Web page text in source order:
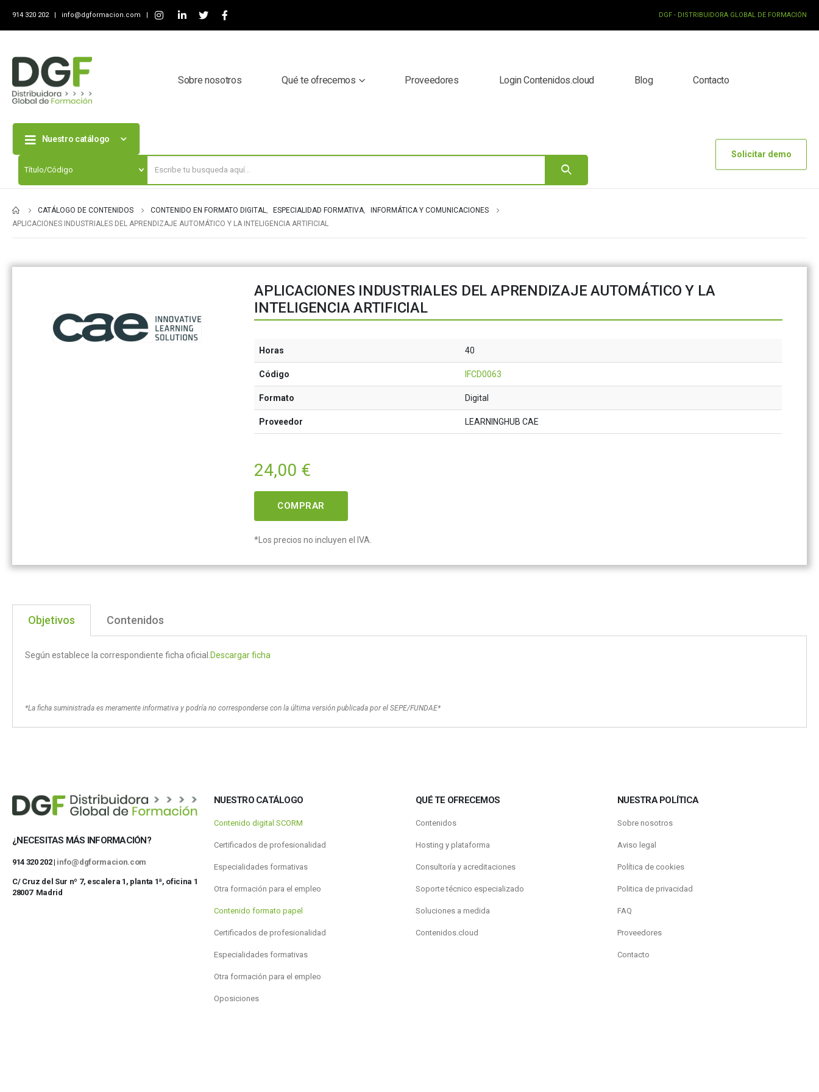
914 320 202 | info@dgformacion.com | DGF - DISTRIBUIDORA GLOBAL DE FORMACIÓN
Sobre nosotros Qué te ofrecemos Proveedores Login Contenidos.cloud Blog Contacto
Nuestro catálogo
Solicitar demo
CATÁLOGO DE CONTENIDOS CONTENIDO EN FORMATO DIGITAL, ESPECIALIDAD FORMATIVA,
INFORMÁTICA Y COMUNICACIONES
APLICACIONES INDUSTRIALES DEL APRENDIZAJE AUTOMÁTICO Y LA INTELIGENCIA ARTIFICIAL
APLICACIONES INDUSTRIALES DEL APRENDIZAJE AUTOMÁTICO Y LA
INTELIGENCIA ARTIFICIAL
Horas 40
Código IFCD0063
Formato Digital
Proveedor LEARNINGHUB CAE
24,00 €
COMPRAR
*Los precios no incluyen el IVA.
Objetivos Contenidos
Según establece la correspondiente ficha oficial.Descargar ficha
*La ficha suministrada es meramente informativa y podría no corresponderse con la última versión publicada por el SEPE/FUNDAE*
¿NECESITAS MÁS INFORMACIÓN?
914 320 202 | info@dgformacion.com
C/ Cruz del Sur nº 7, escalera 1, planta 1ª, oficina 1
28007 Madrid
NUESTRO CATÁLOGO
Contenido digital SCORM
Certificados de profesionalidad
Especialidades formativas
Otra formación para el empleo
Contenido formato papel
Certificados de profesionalidad
Especialidades formativas
Otra formación para el empleo
Oposiciones
QUÉ TE OFRECEMOS
Contenidos
Hosting y plataforma
Consultoría y acreditaciones
Soporte técnico especializado
Soluciones a medida
Contenidos.cloud
NUESTRA POLÍTICA
Sobre nosotros
Aviso legal
Política de cookies
Politica de privacidad
FAQ
Proveedores
Contacto